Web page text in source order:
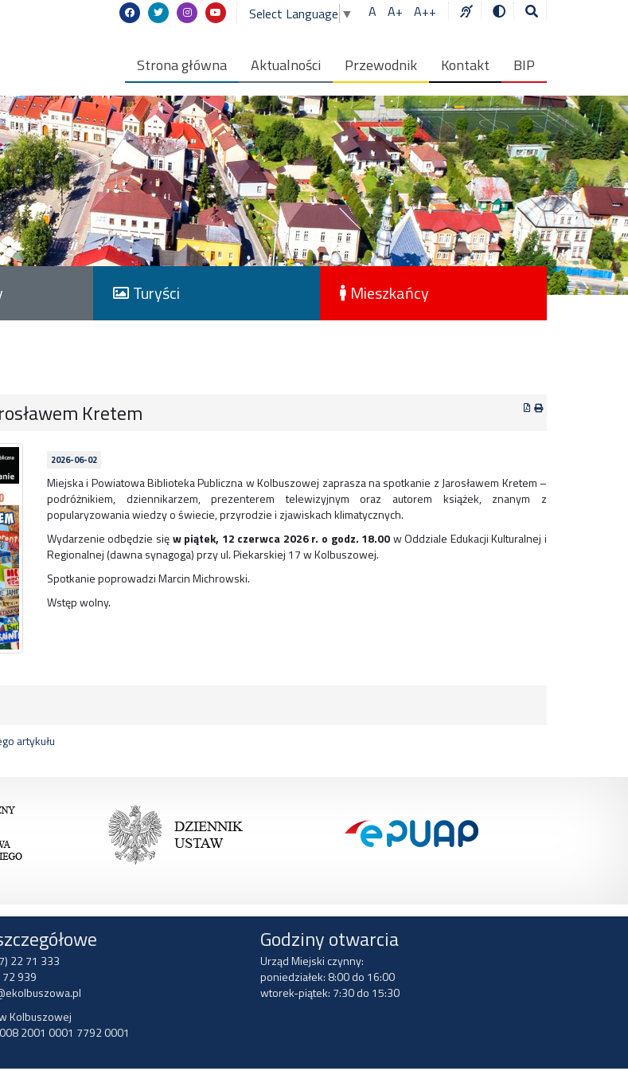
A A+ A++
Select Language ▼
Strona główna Aktualności Przewodnik Kontakt BIP
Turyści Mieszkańcy
Kretem
2026-06-02
Miejska i Powiatowa Biblioteka Publiczna w Kolbuszowej zaprasza na spotkanie z Jarosławem Kretem –
podróżnikiem, dziennikarzem, prezenterem telewizyjnym oraz autorem książek, znanym z
popularyzowania wiedzy o świecie, przyrodzie i zjawiskach klimatycznych.
Wydarzenie odbędzie sięw piątek, 12 czerwca 2026 r. o godz. 18.00w Oddziale Edukacji Kulturalnej i
Regionalnej (dawna synagoga) przy ul. Piekarskiej 17 w Kolbuszowej.
Spotkanie poprowadzi Marcin Michrowski.
Wstęp wolny.
artykułu
22 71 333
72 939
Kolbuszowej
2001 0001 7792 0001
Godziny otwarcia
Urząd Miejski czynny:
poniedziałek: 8:00 do 16:00
wtorek-piątek: 7:30 do 15:30